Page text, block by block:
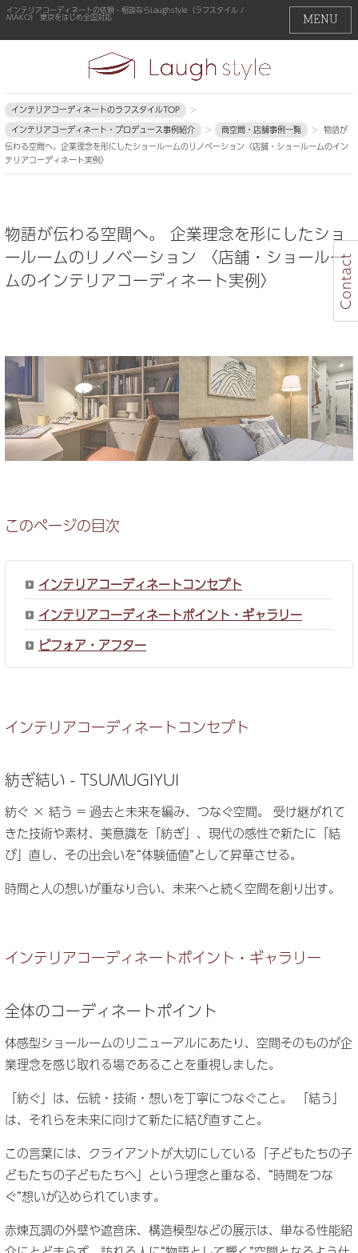
インテリアコーディネートの依頼・相談ならLaughstyle（ラフスタイル /
MAKO） 東京をはじめ全国対応 MENU
インテリアコーディネートのラフスタイルTOP
>
インテリアコーディネート・プロデュース事例紹介
> 商空間・店舗事例一覧 > 物語が
伝わる空間へ。企業理念を形にしたショールームのリノベーション〈店舗・ショールームのイン
テリアコーディネート実例〉
物語が伝わる空間へ。
企業理念を形にしたショ
ールームのリノベーション 〈店舗・ショールー
ムのインテリアコーディネート実例〉
このページの目次
インテリアコーディネートコンセプト
インテリアコーディネートポイント・ギャラリー
ビフォア・アフター
インテリアコーディネートコンセプト
紡ぎ結い - TSUMUGIYUI
紡ぐ × 結う = 過去と未来を編み、つなぐ空間。
受け継がれて
きた技術や素材、美意識を「紡ぎ」、現代の感性で新たに「結
び」直し、その出会いを“体験価値”として昇華させる。
時間と人の想いが重なり合い、未来へと続く空間を創り出す。
インテリアコーディネートポイント・ギャラリー
全体のコーディネートポイント
体感型ショールームのリニューアルにあたり、空間そのものが企
業理念を感じ取れる場であることを重視しました。
「紡ぐ」は、伝統・技術・想いを丁寧につなぐこと。
「結う」
は、それらを未来に向けて新たに結び直すこと。
この言葉には、クライアントが大切にしている「子どもたちの子
どもたちの子どもたちへ」という理念と重なる、“時間をつな
ぐ”想いが込められています。
赤煉瓦調の外壁や遮音床、構造模型などの展示は、単なる性能紹
Contact